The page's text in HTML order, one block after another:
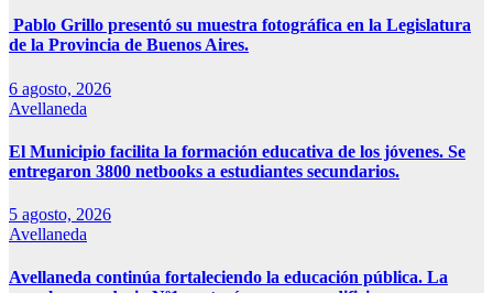
Pablo Grillo presentó su muestra fotográfica en la Legislatura
de la Provincia de Buenos Aires.
6 agosto, 2026
Avellaneda
El Municipio facilita la formación educativa de los jóvenes. Se
entregaron 3800 netbooks a estudiantes secundarios.
5 agosto, 2026
Avellaneda
Avellaneda continúa fortaleciendo la educación pública. La